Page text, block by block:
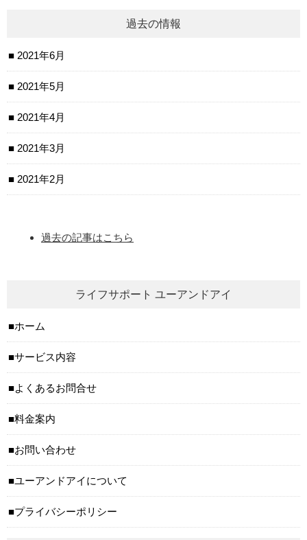
過去の情報
2021年6月
2021年5月
2021年4月
2021年3月
2021年2月
過去の記事はこちら
ライフサポート ユーアンドアイ
ホーム
サービス内容
よくあるお問合せ
料金案内
お問い合わせ
ユーアンドアイについて
プライバシーポリシー